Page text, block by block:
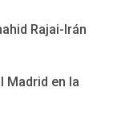
Rajai-Irán
Madrid en la